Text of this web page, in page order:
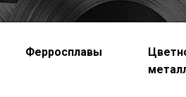
Ферросплавы